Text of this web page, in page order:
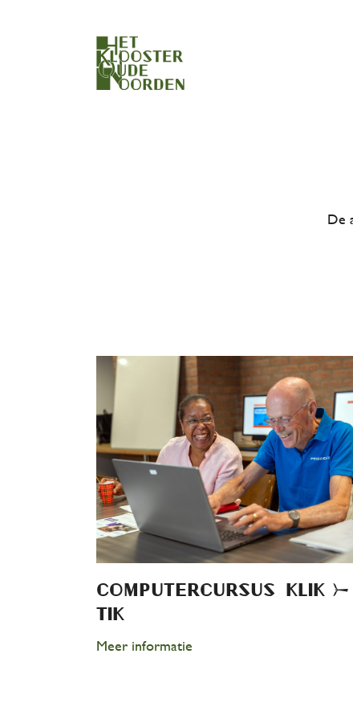
De
Com­pu­ter­cur­sus Klik &
Tik
Meer informatie